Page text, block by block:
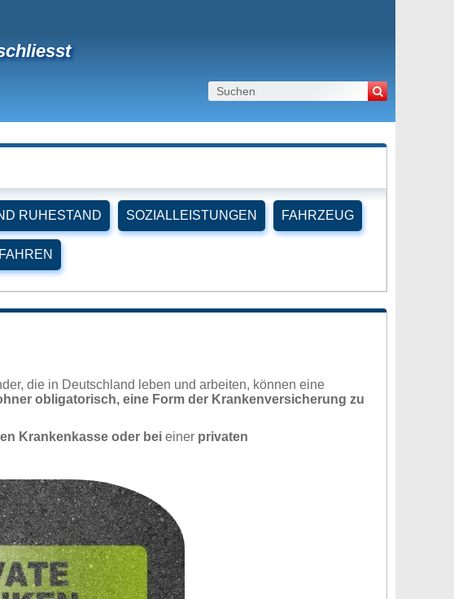
RUHESTAND SOZIALLEISTUNGEN FAHRZEUG
die in Deutschland leben und arbeiten, können eine
obligatorisch, eine Form der Krankenversicherung zu
Krankenkasse oder bei einer privaten